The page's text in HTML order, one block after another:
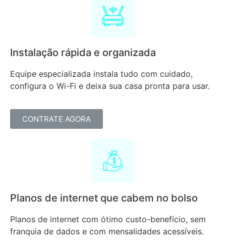
Instalação rápida e organizada
Equipe especializada instala tudo com cuidado,
configura o Wi-Fi e deixa sua casa pronta para usar.
CONTRATE AGORA
Planos de internet que cabem no bolso
Planos de internet com ótimo custo-benefício, sem
franquia de dados e com mensalidades acessíveis.